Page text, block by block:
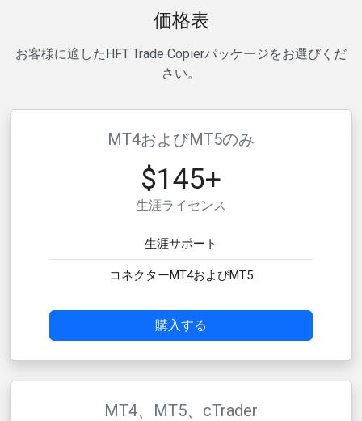
価格表
お客様に適したHFT Trade Copierパッケージをお選びくだ
さい。
MT4およびMT5のみ
$145+
生涯ライセンス
生涯サポート
コネクターMT4およびMT5
購入する
MT4、MT5、cTrader